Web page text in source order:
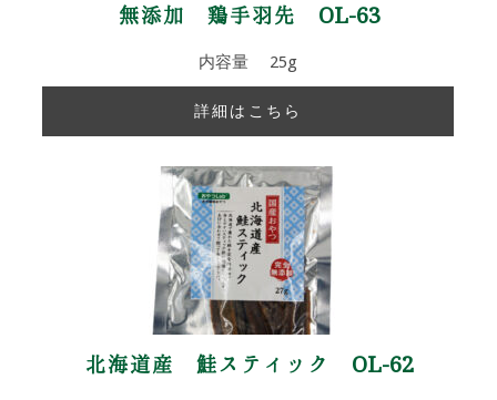
無添加 鶏手羽先 OL-63
内容量 25g
詳細はこちら
北海道産 鮭スティック OL-62